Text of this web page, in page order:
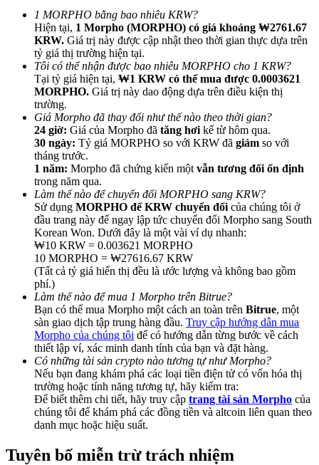
Giới thiệu
Mời một người bạn để nhận phần thưởng tiền mặt
BTC Welcome Rewards
BTC Welcome Rewards
Deposit & Trade BTC to Share 25000 USDT prize pool!
Deposit CASHCAT & Win
Share 500000 CASHCAT prize pool
1 MORPHO bằng bao nhiêu KRW?
Hiện tại, 1 Morpho (MORPHO) có giá khoảng ₩2761.67
KRW. Giá trị này được cập nhật theo thời gian thực dựa trên
tỷ giá thị trường hiện tại.
Tôi có thể nhận được bao nhiêu MORPHO cho 1 KRW?
Tại tỷ giá hiện tại, ₩1 KRW có thể mua được 0.0003621
MORPHO. Giá trị này dao động dựa trên điều kiện thị
trường.
Giá Morpho đã thay đổi như thế nào theo thời gian?
24 giờ: Giá của Morpho đã tăng hơi kể từ hôm qua.
30 ngày: Tỷ giá MORPHO so với KRW đã giảm so với
tháng trước.
1 năm: Morpho đã chứng kiến một vẫn tương đối ổn định
trong năm qua.
Làm thế nào để chuyển đổi MORPHO sang KRW?
Sử dụng MORPHO để KRW chuyển đổi của chúng tôi ở
đầu trang này để ngay lập tức chuyển đổi Morpho sang South
Korean Won. Dưới đây là một vài ví dụ nhanh:
₩10 KRW = 0.003621 MORPHO
10 MORPHO = ₩27616.67 KRW
(Tất cả tỷ giá hiển thị đều là ước lượng và không bao gồm
phí.)
Làm thế nào để mua 1 Morpho trên Bitrue?
Bạn có thể mua Morpho một cách an toàn trên Bitrue, một
sàn giao dịch tập trung hàng đầu. Truy cập hướng dẫn mua
Morpho của chúng tôi để có hướng dẫn từng bước về cách
thiết lập ví, xác minh danh tính của bạn và đặt hàng.
Có những tài sản crypto nào tương tự như Morpho?
Nếu bạn đang khám phá các loại tiền điện tử có vốn hóa thị
trường hoặc tính năng tương tự, hãy kiểm tra:
Để biết thêm chi tiết, hãy truy cập trang tài sản Morpho của
chúng tôi để khám phá các đồng tiền và altcoin liên quan theo
danh mục hoặc hiệu suất.
Tuyên bố miễn trừ trách nhiệm